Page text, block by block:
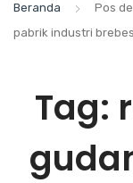
Beranda
Pos
pabrik industri
Tag: